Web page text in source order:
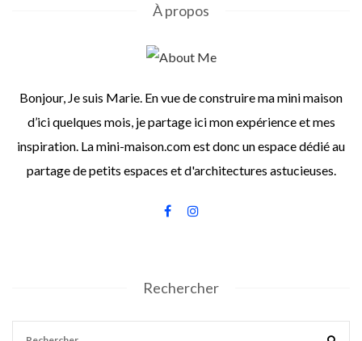
À propos
Bonjour, Je suis Marie. En vue de construire ma mini maison
d’ici quelques mois, je partage ici mon expérience et mes
inspiration. La mini-maison.com est donc un espace dédié au
partage de petits espaces et d'architectures astucieuses.
Rechercher